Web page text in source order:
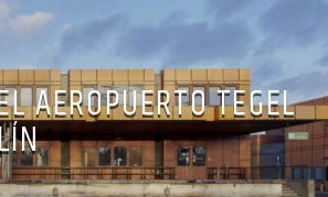
AEROPUERTO TEGEL